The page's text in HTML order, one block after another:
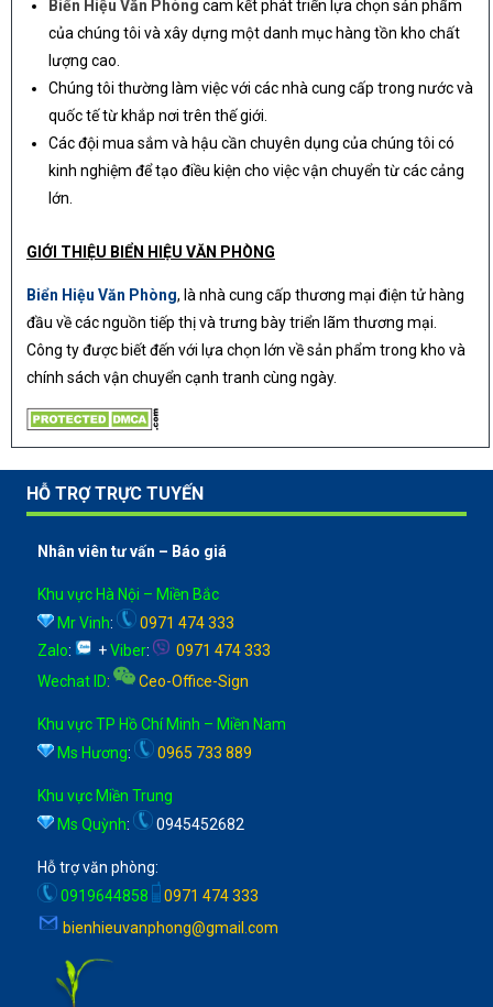
Biển Hiệu Văn Phòng cam kết phát triển lựa chọn sản phẩm
của chúng tôi và xây dựng một danh mục hàng tồn kho chất
lượng cao.
Chúng tôi thường làm việc với các nhà cung cấp trong nước và
quốc tế từ khắp nơi trên thế giới.
Các đội mua sắm và hậu cần chuyên dụng của chúng tôi có
kinh nghiệm để tạo điều kiện cho việc vận chuyển từ các cảng
lớn.
GIỚI THIỆU BIỂN HIỆU VĂN PHÒNG
Biển Hiệu Văn Phòng, là nhà cung cấp thương mại điện tử hàng
đầu về các nguồn tiếp thị và trưng bày triển lãm thương mại.
Công ty được biết đến với lựa chọn lớn về sản phẩm trong kho và
chính sách vận chuyển cạnh tranh cùng ngày.
HỖ TRỢ TRỰC TUYẾN
Nhân viên tư vấn – Báo giá
Khu vực Hà Nội – Miền Bắc
Mr Vinh:
0971 474 333
Zalo: +Viber:
0971 474 333
Wechat ID: Ceo-Office-Sign
Khu vực TP Hồ Chí Minh – Miền Nam
Ms Hương: 0965 733 889
Khu vực Miền Trung
Ms Quỳnh: 0945452682
Hỗ trợ văn phòng:
0919644858
0971 474 333
bienhieuvanphong@gmail.com